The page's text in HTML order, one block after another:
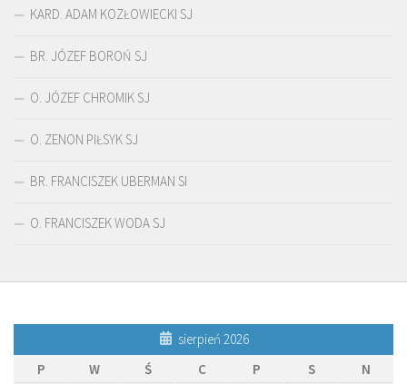
KARD. ADAM KOZŁOWIECKI SJ
BR. JÓZEF BOROŃ SJ
O. JÓZEF CHROMIK SJ
O. ZENON PIŁSYK SJ
BR. FRANCISZEK UBERMAN SI
O. FRANCISZEK WODA SJ
sierpień 2026
P
W Ś C P S
N